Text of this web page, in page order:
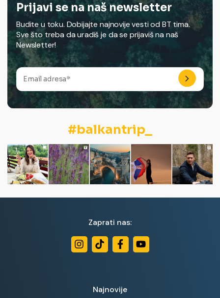
Prijavi se na naš newsletter
Budite u toku. Dobijajte najnovije vesti od BT tima.
Sve što treba da uradiš je da se prijaviš na naš
Newsletter!
#balkantrip_
Zaprati nas:
Najnovije